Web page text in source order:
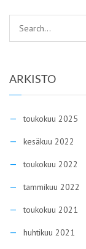
ARKISTO
toukokuu 2025
kesäkuu 2022
toukokuu 2022
tammikuu 2022
toukokuu 2021
huhtikuu 2021